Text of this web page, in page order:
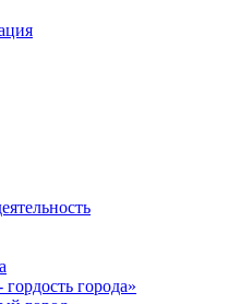
города»